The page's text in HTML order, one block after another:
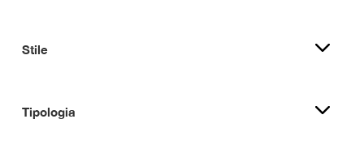
Stile
Tipologia